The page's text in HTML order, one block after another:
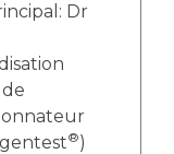
Dr
®)